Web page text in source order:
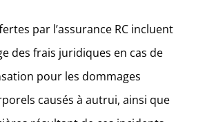
par l’assurance RC incluent
des frais juridiques en cas de
pour les dommages
causés à autrui, ainsi que